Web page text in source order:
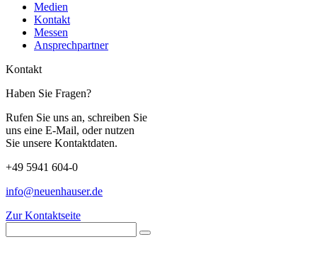
Medien
Kontakt
Messen
Ansprechpartner
Kontakt
Haben Sie Fragen?
Rufen Sie uns an, schreiben Sie
uns eine E-Mail, oder nutzen
Sie unsere Kontaktdaten.
+49 5941 604-0
info@neuenhauser.de
Zur Kontaktseite